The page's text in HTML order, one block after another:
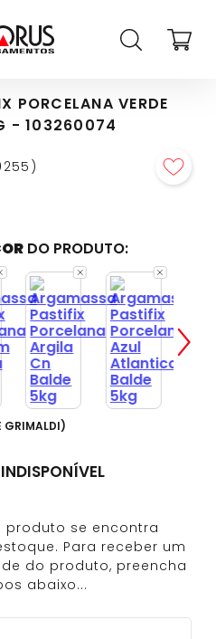
PORCELANA VERDE
- 103260074
DO PRODUTO:
GRIMALDI)